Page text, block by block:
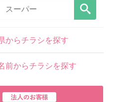
キャンペーン
からチラシを探す
前からチラシを探す